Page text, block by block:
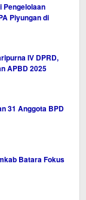
Pengelolaan
Piyungan di
IV DPRD,
APBD 2025
31 Anggota BPD
Batara Fokus